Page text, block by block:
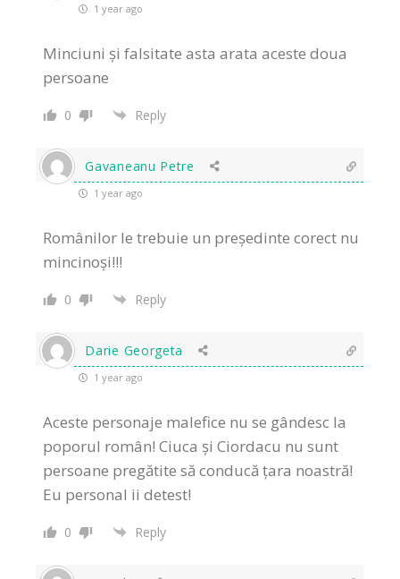
1 year ago
Minciuni și falsitate asta arata aceste doua
persoane
0 Reply
Gavaneanu Petre
1 year ago
Românilor le trebuie un președinte corect nu
mincinoși!!!
0 Reply
Darie Georgeta
1 year ago
Aceste personaje malefice nu se gândesc la
poporul român! Ciuca și Ciordacu nu sunt
persoane pregătite să conducă țara noastră!
Eu personal ii detest!
0 Reply